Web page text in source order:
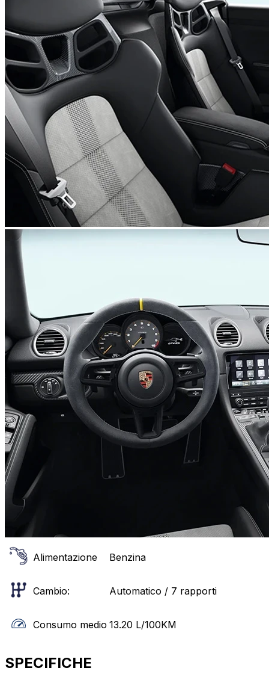
Alimentazione Benzina
Cambio: Automatico / 7 rapporti
Consumo medio 13.20 L/100KM
SPECIFICHE